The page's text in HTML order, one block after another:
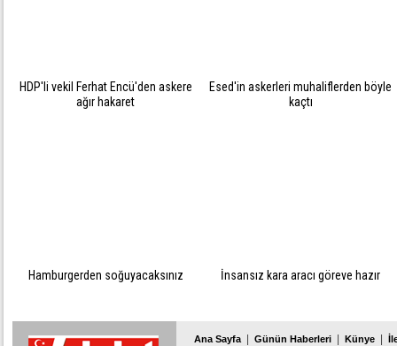
HDP'li vekil Ferhat Encü'den askere
ağır hakaret
Esed'in askerleri muhaliflerden böyle
kaçtı
Hamburgerden soğuyacaksınız İnsansız kara aracı göreve hazır
Ana Sayfa Günün Haberleri Künye